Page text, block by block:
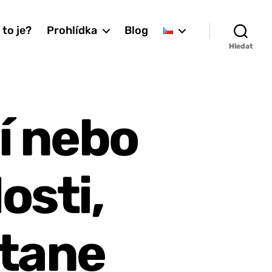
to je? Prohlídka Blog
Hledat
nebo